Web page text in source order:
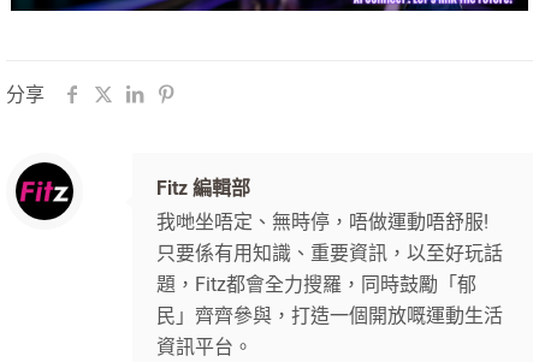
分享
Fitz 編輯部
我哋坐唔定、無時停，唔做運動唔舒服!
只要係有用知識、重要資訊，以至好玩話
題，Fitz都會全力搜羅，同時鼓勵「郁
民」齊齊參與，打造一個開放嘅運動生活
資訊平台。